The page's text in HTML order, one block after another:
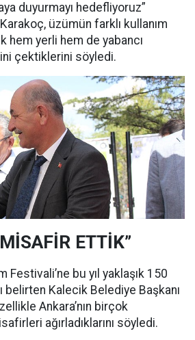
duyurmayı hedefliyoruz”
üzümün farklı kullanım
hem yerli hem de yabancı
çektiklerini söyledi.
ETTİK”
Festivali’ne bu yıl yaklaşık 150
belirten Kalecik Belediye Başkanı
Ankara’nın birçok
ağırladıklarını söyledi.